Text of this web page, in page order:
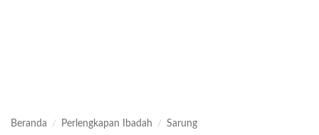
Beranda / Perlengkapan Ibadah / Sarung